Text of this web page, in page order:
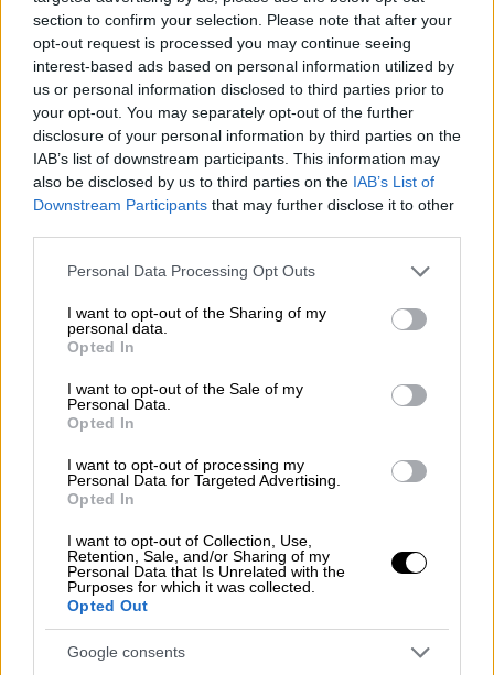
section to confirm your selection. Please note that after your
opt-out request is processed you may continue seeing
interest-based ads based on personal information utilized by
us or personal information disclosed to third parties prior to
your opt-out. You may separately opt-out of the further
disclosure of your personal information by third parties on the
IAB’s list of downstream participants. This information may
also be disclosed by us to third parties on the IAB’s List of
Downstream Participants that may further disclose it to other
Please note that this website/app uses one or more Google
not limited to your visit or usage behaviour. You may click to
grant or deny consent to Google and its third-party tags to
use your data for below specified purposes in below Google
consent section.
Personal Data Processing Opt Outs
I want to opt-out of the Sharing of my
personal data.
Opted In
I want to opt-out of the Sale of my
Personal Data.
Opted In
I want to opt-out of processing my
Personal Data for Targeted Advertising.
Opted In
I want to opt-out of Collection, Use,
Retention, Sale, and/or Sharing of my
Personal Data that Is Unrelated with the
Purposes for which it was collected.
Opted Out
Google consents
χήρας από μια πόλη της Νεβάδα που η ζωή
της έχει καταρρεύσει. Η ταινία της κινέζας
σκηνοθέτριας Κλόε Ζάο(Songs My Brothers
Taught Me και The Rider) βασίζεται στο
βιβλίο της Τζέσικα Μπρίντερ «Nomadland:
Surviving America in the Twenty-First
Century», το οποίο καταπιάνεται με την
καθημερινότητα μεσηλίκων Αμερικανών που
ζουν στο δρόμο, σε αυτοκινούμενα
τροχόσπιτα και φορτηγά, εργαζόμενοι σε
μετανάστες περασμένων χρόνων.
Η ταινία
γυρίστηκε στη Νεμπράσκα, στη Νότια
Ντακότα, στη Νεβάδα, στην Αριζόνα και στην
Καλιφόρνια . ΗΜακΝτόρμαντ
υποδύεται τη
Φερν, μια γυναίκα - χήρα που μετά την
οικονομική κρίση φορτώνει το φορτηγάκι
της και αρχίζει να ταξιδεύει στις δυτικές
σύγχρονους νομάδες.
Διαβάστε ακόμα: Η Τζία Κόπολα για τη νέα
της ταινία «Mainstream» και τους κινδύνους
του Διαδικτύου